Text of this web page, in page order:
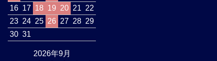
16 17 18 19 20 21 22
23 24 25 26 27 28 29
30 31
2026年9月